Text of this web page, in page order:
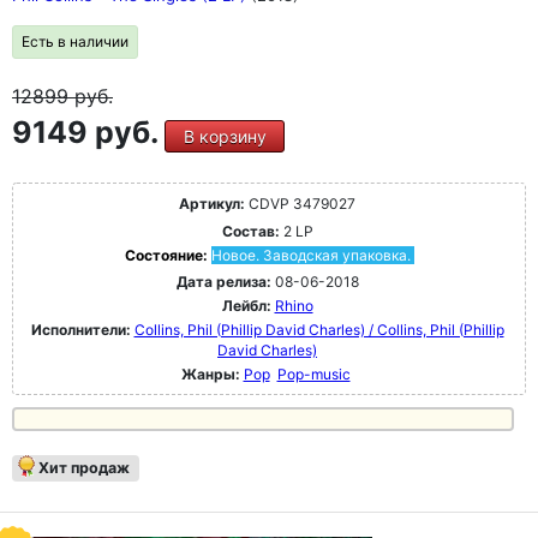
Есть в наличии
12899руб.
9149 руб. В корзину
Артикул: CDVP 3479027
Состав: 2 LP
Состояние: Новое. Заводская упаковка.
Дата релиза: 08-06-2018
Лейбл: Rhino
Исполнители: Collins, Phil (Phillip David Charles) / Collins, Phil (Phillip
David Charles)
Жанры: Pop Pop-music
Хит продаж